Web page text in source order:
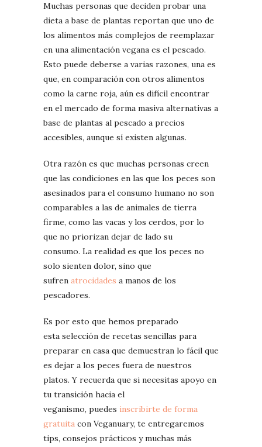
Muchas personas que deciden probar una
dieta a base de plantas reportan que uno de
los alimentos más complejos de reemplazar
en una alimentación vegana es el pescado.
Esto puede deberse a varias razones, una es
que, en comparación con otros alimentos
como la carne roja, aún es difícil encontrar
en el mercado de forma masiva alternativas a
base de plantas al pescado a precios
accesibles, aunque sí existen algunas.
Otra razón es que muchas personas creen
que las condiciones en las que los peces son
asesinados para el consumo humano no son
comparables a las de animales de tierra
firme, como las vacas y los cerdos, por lo
que no priorizan dejar de lado su
consumo. La realidad es que los peces no
solo sienten dolor, sino que
sufren atrocidades a manos de los
pescadores.
Es por esto que hemos preparado
esta selección de recetas sencillas para
preparar en casa que demuestran lo fácil que
es dejar a los peces fuera de nuestros
platos. Y recuerda que si necesitas apoyo en
tu transición hacia el
veganismo, puedes inscribirte de forma
gratuita con Veganuary, te entregaremos
tips, consejos prácticos y muchas más